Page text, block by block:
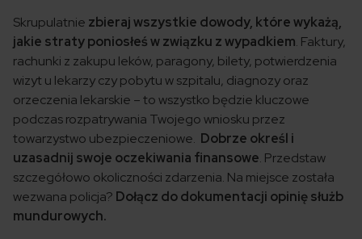
Skrupulatnie zbieraj wszystkie dowody, które wykażą,
jakie straty poniosłeś w związku z wypadkiem. Faktury,
rachunki z zakupu leków, paragony, bilety, potwierdzenia
wizyt u lekarzy czy pobytu w szpitalu, diagnozy oraz
orzeczenia lekarskie – to wszystko będzie kluczowe
podczas rozpatrywania Twojego wniosku przez
towarzystwo ubezpieczeniowe. Dobrze określ i
uzasadnij swoje oczekiwania finansowe. Przedstaw
szczegółowo okoliczności zdarzenia. Na miejsce została
wezwana policja? Dołącz do dokumentacji opinię służb
mundurowych.